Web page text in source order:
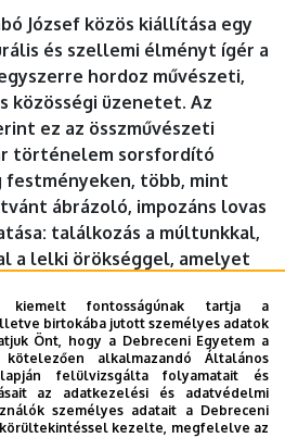
József közös kiállítása egy
és szellemi élményt ígér a
hordoz művészeti,
közösségi üzenetet. Az
ez az összművészeti
történelem sorsfordító
festményeken, több, mint
ábrázoló, impozáns lovas
találkozás a múltunkkal,
a lelki örökséggel, amelyet
püspöke és
festőművész-grafikus nyitja
Harmony.
szombat 10 óra
kiemelt fontosságúnak tartja a
birtokába jutott személyes adatok
Önt, hogy a Debreceni Egyetem a
alkalmazandó Általános
felülvizsgálta folyamatait és
az adatkezelési és adatvédelmi
személyes adatait a Debreceni
kezelte, megfelelve az